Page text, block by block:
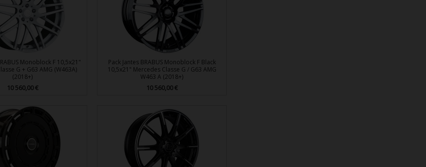
Monoblock F 10,5x21"
G + G63 AMG (W463A)
(2018+)
Prix
10 560,00 €
Aperçu rapide
Pack Jantes BRABUS Monoblock F Black
10,5x21" Mercedes Classe G / G63 AMG
W463 A (2018+)
Prix
10 560,00 €